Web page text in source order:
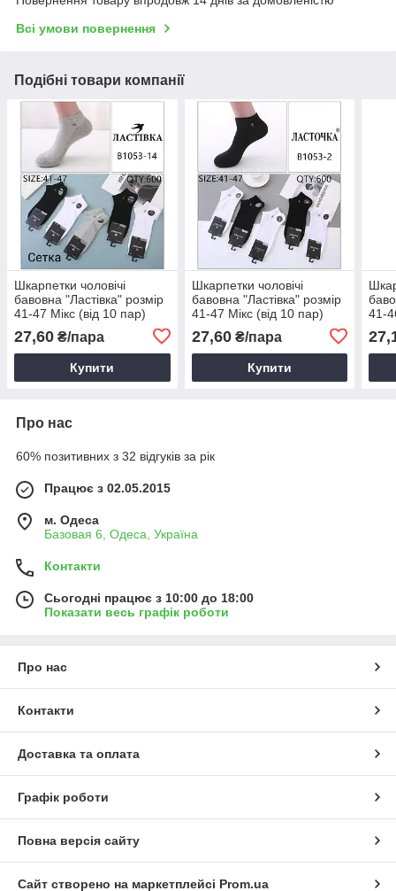
Всі умови повернення
Подібні товари компанії
Шкарпетки чоловічі
бавовна "Ластівка" розмір
41-47 Мікс (від 10 пар)
27,60 ₴/пара
Купити
Шкарпетки чоловічі
бавовна "Ластівка" розмір
41-47 Мікс (від 10 пар)
27,60₴/пара
Купити
41-
Про нас
60% позитивних з 32 відгуків за рік
Працює з 02.05.2015
м. Одеса
Базовая 6, Одеса, Україна
Контакти
Сьогодні працює з 10:00 до 18:00
Показати весь графік роботи
Про нас
Контакти
Доставка та оплата
Графік роботи
Повна версія сайту
Сайт створено на маркетплейсі Prom.ua